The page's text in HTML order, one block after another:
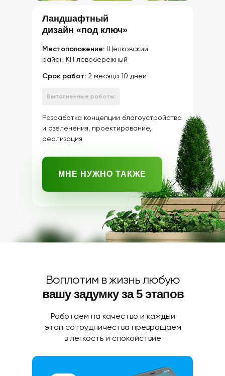
Ландшафтный
дизайн «под ключ»
Местоположение: Щелковский
район КП левобережный
Срок работ: 2 месяца 10 дней
Разработка концепции благоустройства
и озеленения, проектирование,
реализация
МНЕ НУЖНО ТАКЖЕ
Выполненные работы:
Работаем на качество и каждый
этап сотрудничества превращаем
в легкость и спокойствие
Воплотим в жизнь любую
вашу задумку за 5 этапов